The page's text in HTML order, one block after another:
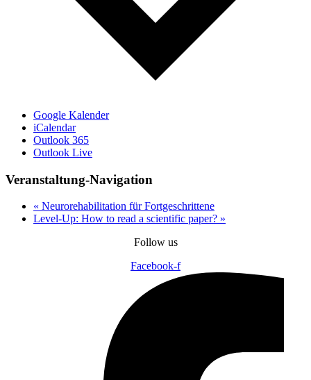
Google Kalender
iCalendar
Outlook 365
Outlook Live
Veranstaltung-Navigation
« Neurorehabilitation für Fortgeschrittene
Level-Up: How to read a scientific paper? »
Follow us
Facebook-f